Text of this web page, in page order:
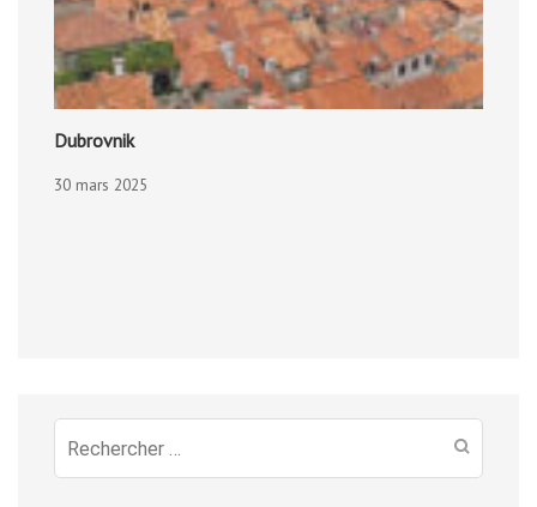
Dubrovnik
30 mars 2025
Recherche
pour